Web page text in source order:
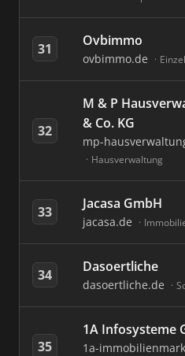
31 Ovbimmo
ovbimmo.de
32
M & P
& Co. KG
mp-
Hausverwaltung
33 Jacasa GmbH
jacasa.de
34 Dasoertliche
dasoertliche.de
35
1A Infosysteme
1a-